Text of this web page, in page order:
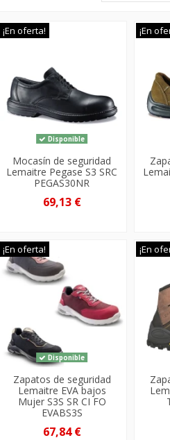
¡En oferta!
Disponible
Mocasín de seguridad
Lemaitre Pegase S3 SRC
PEGAS30NR
69,13 €
¡En
¡En oferta!
Disponible
Zapatos de seguridad
Lemaitre EVA bajos
Mujer S3S SR CI FO
EVABS3S
67,84 €
¡En